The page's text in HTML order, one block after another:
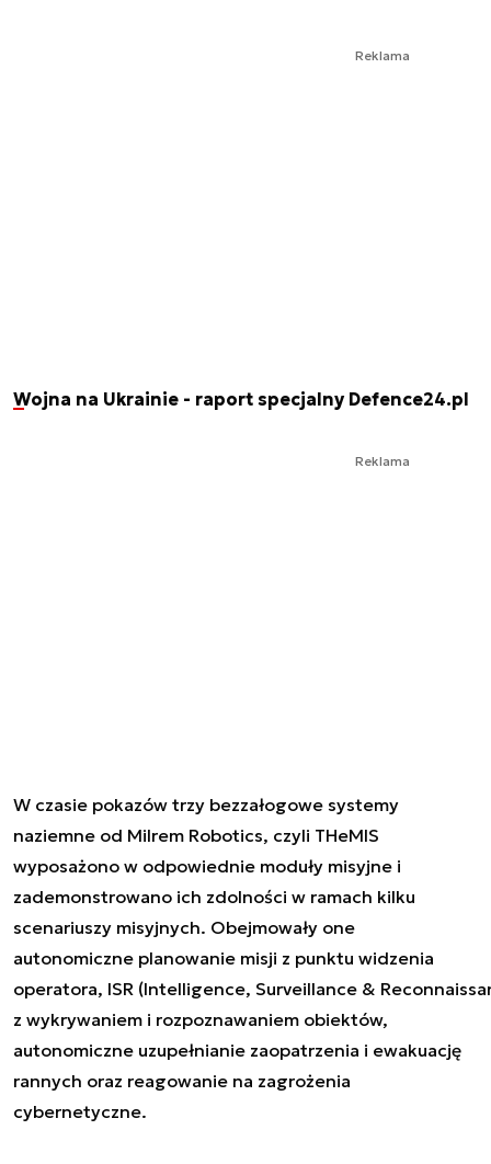
Reklama
Wojna na Ukrainie - raport specjalny Defence24.pl
Reklama
W czasie pokazów trzy bezzałogowe systemy
naziemne od Milrem Robotics, czyli THeMIS
wyposażono w odpowiednie moduły misyjne i
zademonstrowano ich zdolności w ramach kilku
scenariuszy misyjnych. Obejmowały one
autonomiczne planowanie misji z punktu widzenia
operatora, ISR (Intelligence, Surveillance &
z wykrywaniem i rozpoznawaniem obiektów,
autonomiczne uzupełnianie zaopatrzenia i ewakuację
rannych oraz reagowanie na zagrożenia
cybernetyczne.